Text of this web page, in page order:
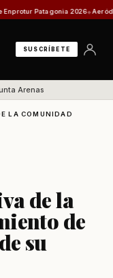
2026 Aeródromo de
SUSCRÍBETE
Arenas
LA COMUNIDAD
de la
de
su